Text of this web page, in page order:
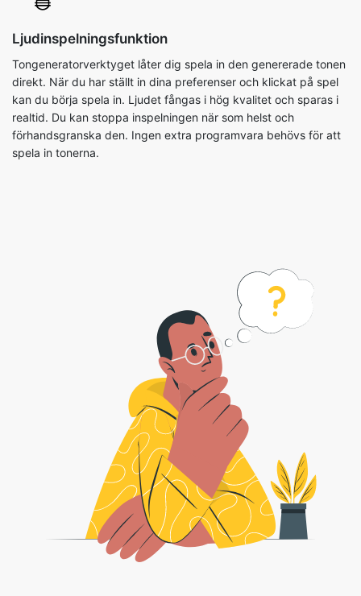
Ljudinspelningsfunktion
Tongeneratorverktyget låter dig spela in den genererade tonen
direkt. När du har ställt in dina preferenser och klickat på spel
kan du börja spela in. Ljudet fångas i hög kvalitet och sparas i
realtid. Du kan stoppa inspelningen när som helst och
förhandsgranska den. Ingen extra programvara behövs för att
spela in tonerna.